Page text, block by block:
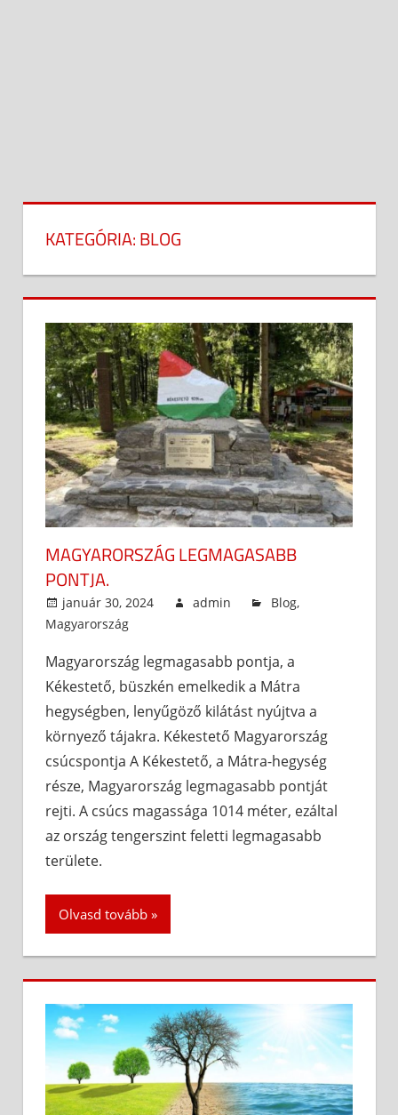
KATEGÓRIA:BLOG
MAGYARORSZÁG LEGMAGASABB
PONTJA.
január 30, 2024 admin Blog,
Magyarország
Magyarország legmagasabb pontja, a
Kékestető, büszkén emelkedik a Mátra
hegységben, lenyűgöző kilátást nyújtva a
környező tájakra. Kékestető Magyarország
csúcspontja A Kékestető, a Mátra-hegység
része, Magyarország legmagasabb pontját
rejti. A csúcs magassága 1014 méter, ezáltal
az ország tengerszint feletti legmagasabb
területe.
Olvasd tovább